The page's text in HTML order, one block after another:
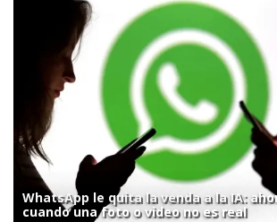
WhatsApp le quita la venda a la IA:
cuando una foto o video no es real